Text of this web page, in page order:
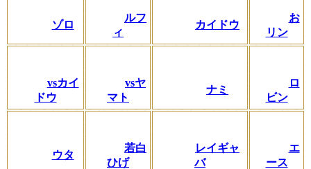
ゾロ
ルフ
ィ
カイドウ
お
リン
vsカイ
ドウ
vsヤ
マト
ナミ
ロ
ビン
ウタ
若白
ひげ
レイギャ
バ
エ
ース